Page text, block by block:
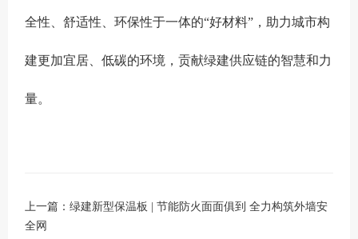
全性、舒适性、环保性于一体的“好材料”，助力城市构
建更加宜居、低碳的环境，贡献绿建供应链的智慧和力
量。
上一篇：绿建新型保温板 | 节能防火面面俱到 全力构筑外墙安
全网